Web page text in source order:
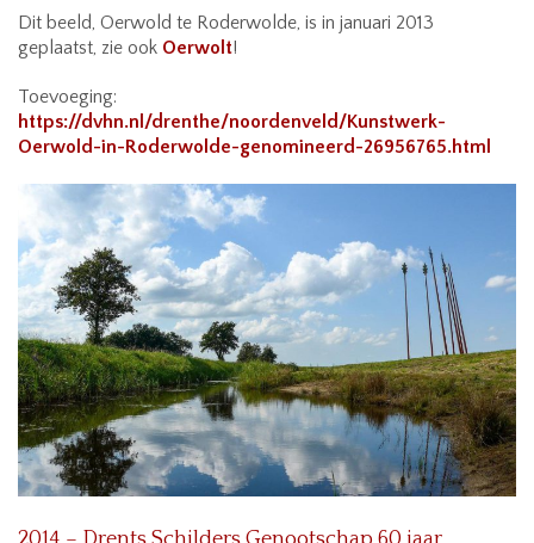
Dit beeld, Oerwold te Roderwolde, is in januari 2013
geplaatst, zie ook Oerwolt!
Toevoeging:
https://dvhn.nl/drenthe/noordenveld/Kunstwerk-
Oerwold-in-Roderwolde-genomineerd-26956765.html